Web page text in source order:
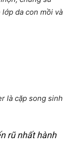
da con mồi và
là cặp song sinh
rũ nhất hành